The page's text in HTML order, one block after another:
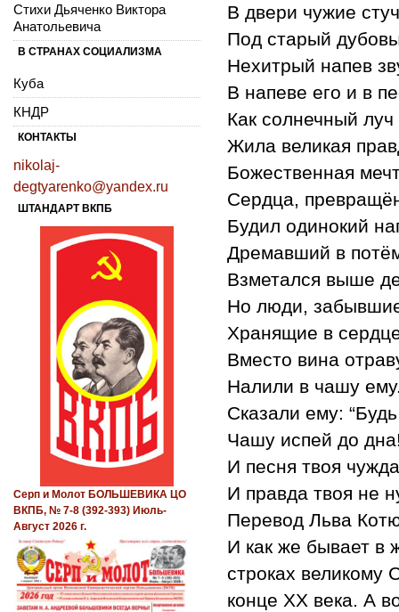
В двери чужие
Под старый
Нехитрый напев
В напеве его и в
Как солнечный луч
Жила великая
Божественная
Сердца,
Будил одинокий
Дремавший в
Взметался выше
Но люди,
Хранящие в
Вместо вина
Налили в чашу
Сказали ему:
Чашу испей до
И песня твоя
И правда твоя не
Перевод Льва
И как же бывает в
строках великому
конце XX века. А
Стихи Дьяченко Виктора
Анатольевича
В СТРАНАХ СОЦИАЛИЗМА
Куба
КНДР
КОНТАКТЫ
nikolaj-
degtyarenko@yandex.ru
ШТАНДАРТ ВКПБ
Серп и Молот БОЛЬШЕВИКА ЦО
ВКПБ, № 7-8 (392-393) Июль-
Август 2026 г.